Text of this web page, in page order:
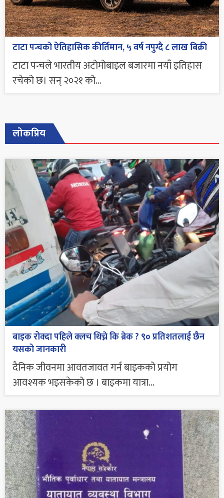
टाटा पन्चको ऐतिहासिक कीर्तिमान, ५ वर्ष नपुग्दै ८ लाख बिक्री
टाटा पन्चले भारतीय अटोमोबाइल बजारमा नयाँ इतिहास
रचेको छ। सन् २०२१ को...
लोकप्रिय
बाइक रोक्दा पहिले क्लच थिच्ने कि ब्रेक ? ९० प्रतिशतलाई छैन
यसको जानकारी
दैनिक जीवनमा आवतजावत गर्न बाइकको प्रयोग
आवश्यक भइसकेको छ । बाइकमा यात्रा...